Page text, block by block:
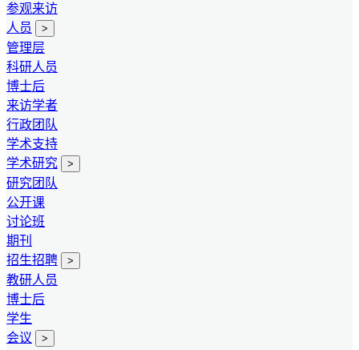
参观来访
人员
>
管理层
科研人员
博士后
来访学者
行政团队
学术支持
学术研究
>
研究团队
公开课
讨论班
期刊
招生招聘
>
教研人员
博士后
学生
会议
>